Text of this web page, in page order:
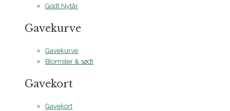
Godt Nytår
Gavekurve
Gavekurve
Blomster & sødt
Gavekort
Gavekort